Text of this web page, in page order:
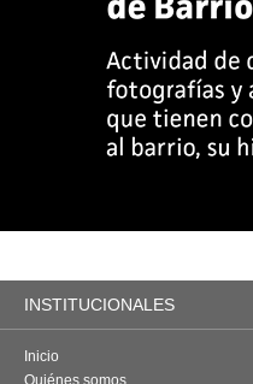
INSTITUCIONALES
Inicio
Quiénes somos